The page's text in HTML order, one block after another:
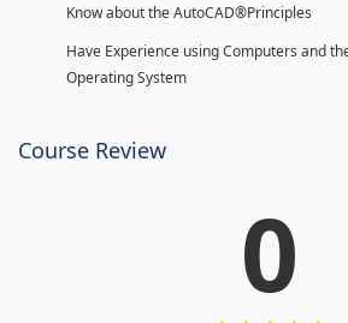
Know about the AutoCAD®Principles
Have Experience using Computers and
Operating System
Course Review
0